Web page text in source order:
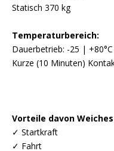
Statisch 370 kg
Temperaturbereich:
Dauerbetrieb: -25 | +80°C
Kurze (10 Minuten)
Vorteile davon
✓ Startkraft
✓ Fahrt